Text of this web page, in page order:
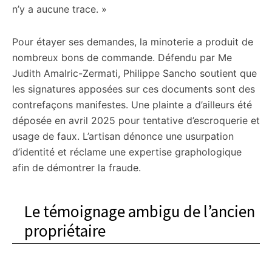
n’y a aucune trace. »
Pour étayer ses demandes, la minoterie a produit de
nombreux bons de commande. Défendu par Me
Judith Amalric-Zermati, Philippe Sancho soutient que
les signatures apposées sur ces documents sont des
contrefaçons manifestes. Une plainte a d’ailleurs été
déposée en avril 2025 pour tentative d’escroquerie et
usage de faux. L’artisan dénonce une usurpation
d’identité et réclame une expertise graphologique
afin de démontrer la fraude.
Le témoignage ambigu de l’ancien
propriétaire